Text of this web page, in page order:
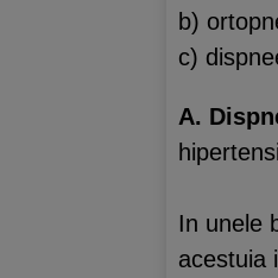
b)
c)
A.
In unele
acestuia